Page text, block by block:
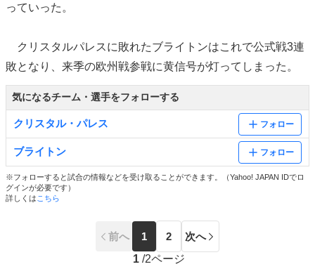
っていった。
クリスタルパレスに敗れたブライトンはこれで公式戦3連
敗となり、来季の欧州戦参戦に黄信号が灯ってしまった。
気になるチーム・選手をフォローする
クリスタル・パレス フォロー
ブライトン フォロー
※フォローすると試合の情報などを受け取ることができます。（Yahoo! JAPAN IDでロ
グインが必要です）
詳しくは こちら
前へ 1 2
次へ
1 /2ページ